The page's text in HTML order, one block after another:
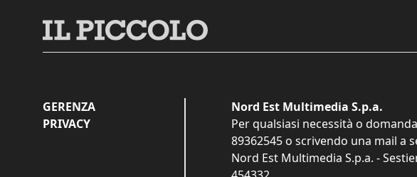
GERENZA
PRIVACY
Nord Est Multimedia S.p.a.
Per qualsiasi necessità o
89362545 o scrivendo una mail a
Nord Est Multimedia S.p.a. -